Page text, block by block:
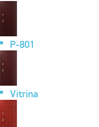
P-801
Vitrina